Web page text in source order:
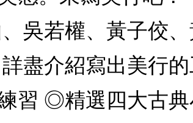
吳若權、黃子佼
盡介紹寫出美行
習 ◎精選四大古